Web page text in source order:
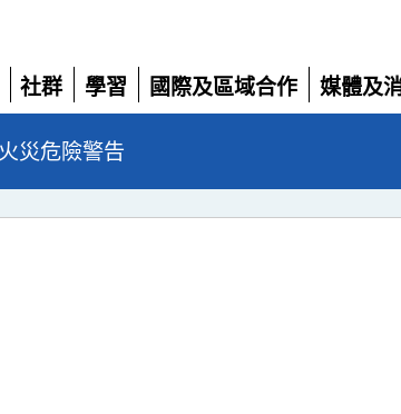
社群
展
開
學習
展
開
國際及區域合作
展
媒體及
展
火災危險警告